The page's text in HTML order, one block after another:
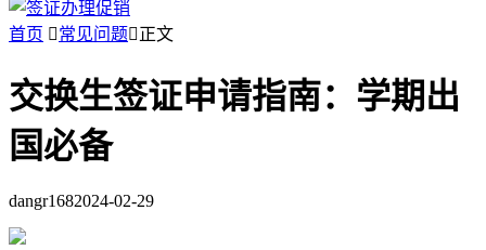
首页 常见问题正文
交换生签证申请指南：学期出
国必备
dangr1682024-02-29